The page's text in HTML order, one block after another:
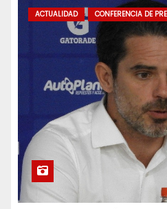
ACTUALIDAD CONFERENCIA DE